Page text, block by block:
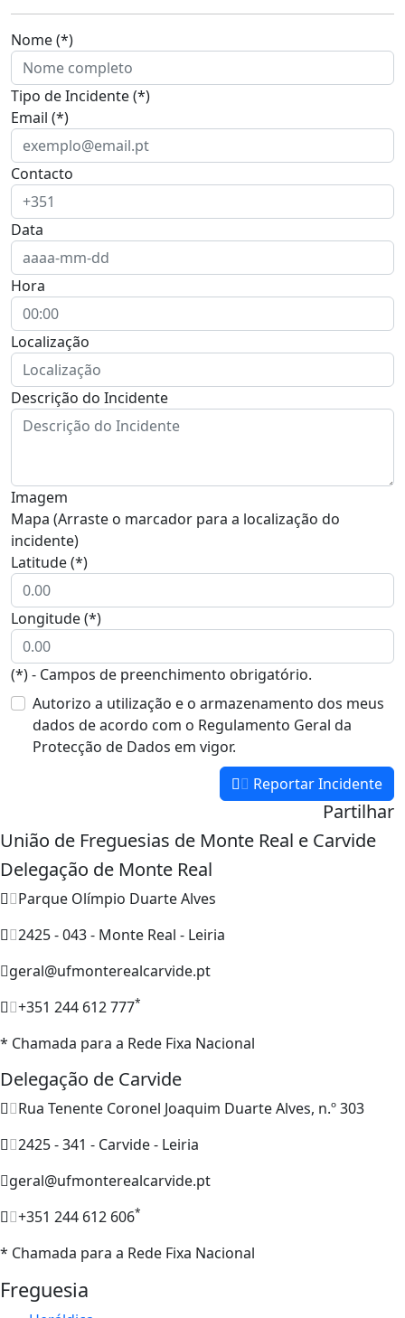
Nome (*)
Tipo de Incidente (*)
Email (*)
Contacto
Data
Hora
Localização
Descrição do Incidente
Imagem
Mapa (Arraste o marcador para a localização do
incidente)
Latitude (*)
Longitude (*)
(*) - Campos de preenchimento obrigatório.
Autorizo a utilização e o armazenamento dos meus
dados de acordo com o Regulamento Geral da
Protecção de Dados em vigor.
Reportar Incidente
Partilhar
União de Freguesias de Monte Real e Carvide
Delegação de Monte Real
Parque Olímpio Duarte Alves
2425 - 043 - Monte Real - Leiria
geral@ufmonterealcarvide.pt
+351 244 612 777*
* Chamada para a Rede Fixa Nacional
Delegação de Carvide
Rua Tenente Coronel Joaquim Duarte Alves, n.º 303
2425 - 341 - Carvide - Leiria
geral@ufmonterealcarvide.pt
+351 244 612 606*
* Chamada para a Rede Fixa Nacional
Freguesia